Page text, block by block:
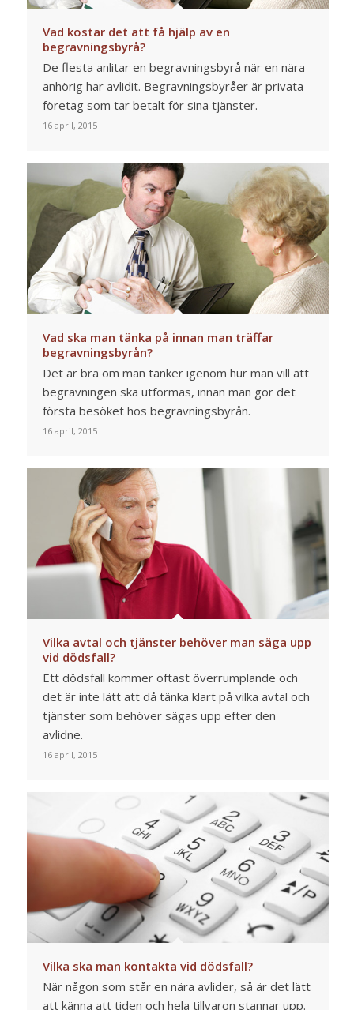
Vad kostar det att få hjälp av en
begravningsbyrå?
De flesta anlitar en begravningsbyrå när en nära
anhörig har avlidit. Begravningsbyråer är privata
företag som tar betalt för sina tjänster.
16 april, 2015
Vad ska man tänka på innan man träffar
begravningsbyrån?
Det är bra om man tänker igenom hur man vill att
begravningen ska utformas, innan man gör det
första besöket hos begravningsbyrån.
16 april, 2015
Vilka avtal och tjänster behöver man säga upp
vid dödsfall?
Ett dödsfall kommer oftast överrumplande och
det är inte lätt att då tänka klart på vilka avtal och
tjänster som behöver sägas upp efter den
avlidne.
16 april, 2015
Vilka ska man kontakta vid dödsfall?
När någon som står en nära avlider, så är det lätt
att känna att tiden och hela tillvaron stannar upp.